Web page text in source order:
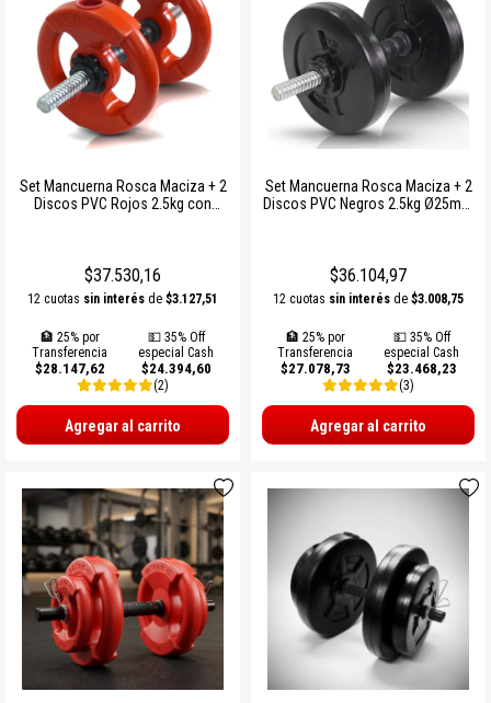
PROTECCIONES BOXEO
ACCESORIOS BOXEO
PERA Y CIELO Y TIERRA
RING DE BOXEO
SUPLEMENTOS NATURALES
COMBOS
Ver todos
INDUMENTARIA TERMICA
PILATES Y YOGA
REHABILITACION
Ver todos
MARCACION Y COORDINACION
BOSU Y MINI BOSUS |
PROPOCIOCEPCION
PESAS RUSAS
CALLERAS GUANTES Y
TENIS DE MESA
VOLEY
BOLSOS PORTA PELOTAS
BOLSOS Y MOCHILAS
PELOTAS COLEGIALES
RUGBY Y FUTBOL AMERICANO
INFLADORES Y SILBATOS
SOGAS Y OTROS
Ver todos
Set Mancuerna Rosca Maciza + 2
Discos PVC Rojos 2.5kg con
$37.530,16
12 cuotas sin interés de $3.127,51
🏦 25% por
Transferencia
$28.147,62
💵 35% Off
especial Cash
$24.394,60
(2)
Agregar al carrito
Set Mancuerna Rosca Maciza + 2
Discos PVC Negros 2.5kg Ø25mm
$36.104,97
12 cuotas sin interés de $3.008,75
🏦 25% por
Transferencia
$27.078,73
💵 35% Off
especial Cash
$23.468,23
(3)
Agregar al carrito